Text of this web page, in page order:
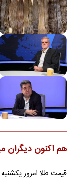
هم اکنون دیگران
قیمت طلا امروز یکشنبه ۱۸ مرداد ۱۴۰۵